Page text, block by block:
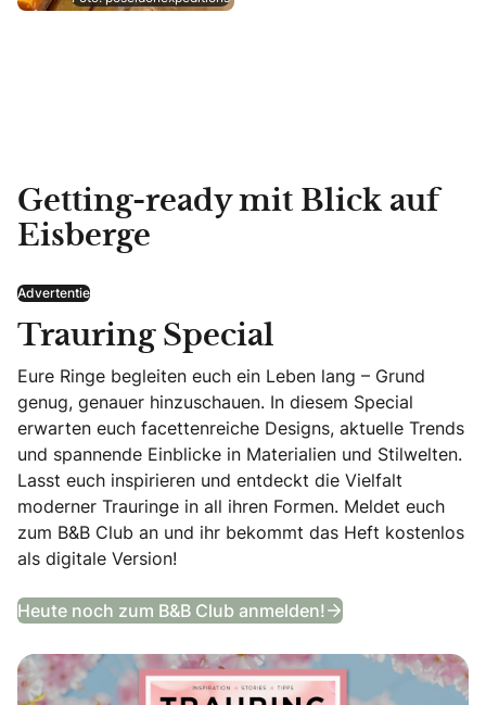
Getting-ready mit Blick auf
Eisberge
Advertentie
Trauring Special
Eure Ringe begleiten euch ein Leben lang – Grund
genug, genauer hinzuschauen. In diesem Special
erwarten euch facettenreiche Designs, aktuelle Trends
und spannende Einblicke in Materialien und Stilwelten.
Lasst euch inspirieren und entdeckt die Vielfalt
moderner Trauringe in all ihren Formen. Meldet euch
zum B&B Club an und ihr bekommt das Heft kostenlos
als digitale Version!
Heute noch zum B&B Club anmelden! Trauring Special